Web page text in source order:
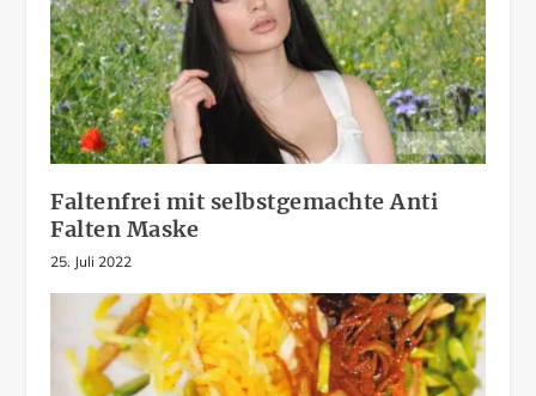
Faltenfrei mit selbstgemachte Anti
Falten Maske
25. Juli 2022